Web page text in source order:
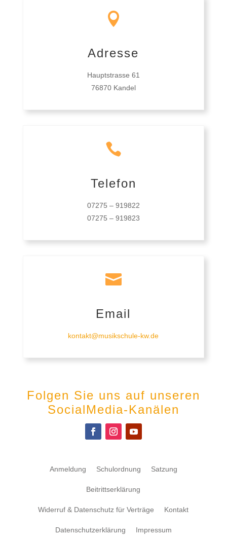

Adresse
Hauptstrasse 61
76870 Kandel

Telefon
07275 – 919822
07275 – 919823

Email
kontakt@musikschule-kw.de
Folgen Sie uns auf unseren
SocialMedia-Kanälen
Anmeldung Schulordnung Satzung
Beitrittserklärung
Widerruf & Datenschutz für Verträge Kontakt
Datenschutzerklärung Impressum